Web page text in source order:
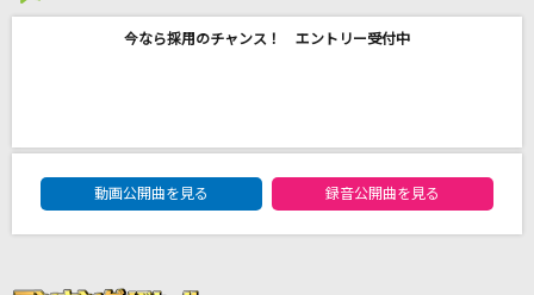
CHiCO with HoneyWorks
Celine Dion
奏(かなで)
今なら採用のチャンス！ エントリー受付中
DAM★ともボーカルエントリーランキング
動画公開曲を見る
録音公開曲を見る